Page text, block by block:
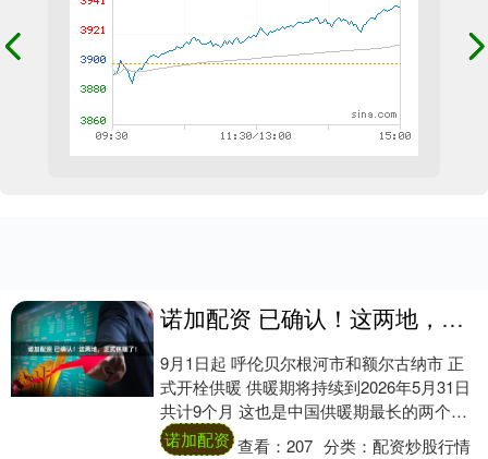
诺加配资 已确认！这两地，正式供暖了！
9月1日起 呼伦贝尔根河市和额尔古纳市 正
式开栓供暖 供暖期将持续到2026年5月31日
共计9个月 这也是中国供暖期最长的两个城
市 中国天气网统计常年气候数据....
诺加配资 查看：207 分类：配资炒股行情